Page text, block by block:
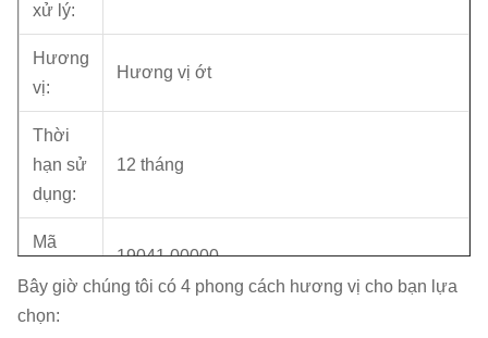
xử lý:
Hương
vị:
Hương vị ớt
Thời
hạn sử
dụng:
12 tháng
Mã
19041 00000
Chứng
Bây giờ chúng tôi có 4 phong cách hương vị cho bạn lựa
chọn: